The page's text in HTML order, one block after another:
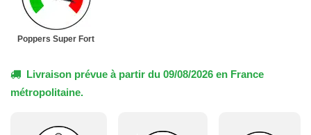
Poppers Super Fort
Livraison prévue à partir du 09/08/2026 en France
métropolitaine.